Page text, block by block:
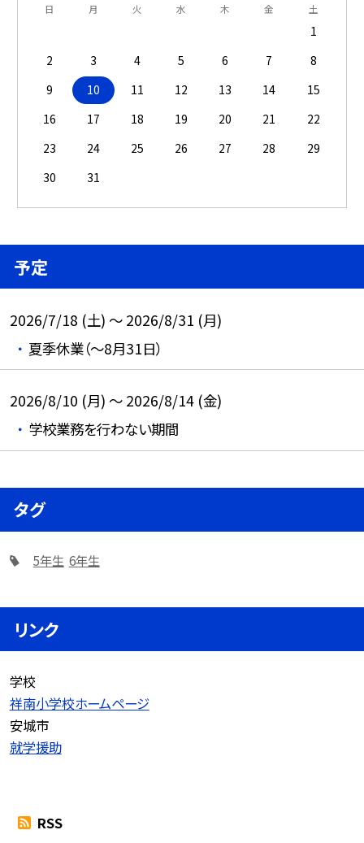
日 月 火 水 木 金 土
1
2
3 4 5 6 7
8
9
10 11 12 13 14
15
16
17 18 19 20 21
22
23
24 25 26 27 28
29
30
31
予定
2026/7/18 (土) ～ 2026/8/31 (月)
夏季休業（～8月31日）
2026/8/10 (月) ～ 2026/8/14 (金)
学校業務を行わない期間
タグ
5年生 6年生
リンク
学校
祥南小学校ホームページ
安城市
就学援助
RSS